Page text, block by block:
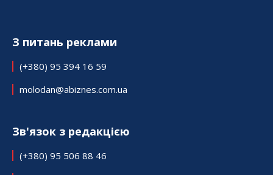
З питань реклами
(+380) 95 394 16 59
molodan@abiznes.com.ua
Зв'язок з редакцією
(+380) 95 506 88 46